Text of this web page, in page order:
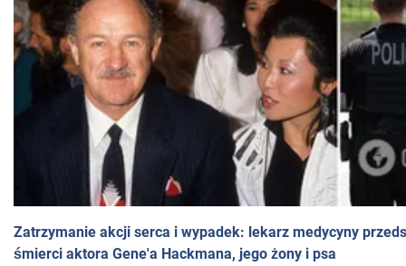
Zatrzymanie akcji serca i wypadek: lekarz medycyny
śmierci aktora Gene'a Hackmana, jego żony i psa